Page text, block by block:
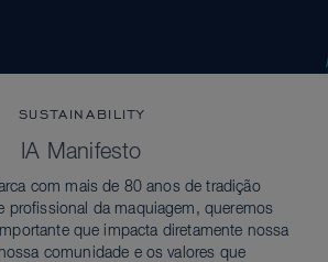
SUSTAINABILITY
IA Manifesto
com mais de 80 anos de tradição
profissional da maquiagem, queremos
que impacta diretamente nossa
comunidade e os valores que